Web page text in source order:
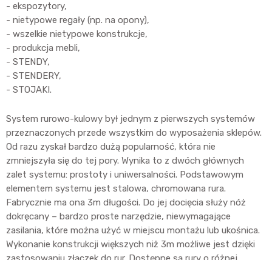
- ekspozytory,
- nietypowe regały (np. na opony),
- wszelkie nietypowe konstrukcje,
- produkcja mebli,
- STENDY,
- STENDERY,
- STOJAKI.
System rurowo-kulowy był jednym z pierwszych systemów
przeznaczonych przede wszystkim do wyposażenia sklepów.
Od razu zyskał bardzo dużą popularność, która nie
zmniejszyła się do tej pory. Wynika to z dwóch głównych
zalet systemu: prostoty i uniwersalności. Podstawowym
elementem systemu jest stalowa, chromowana rura.
Fabrycznie ma ona 3m długości. Do jej docięcia służy nóż
dokręcany – bardzo proste narzędzie, niewymagające
zasilania, które można użyć w miejscu montażu lub ukośnica.
Wykonanie konstrukcji większych niż 3m możliwe jest dzięki